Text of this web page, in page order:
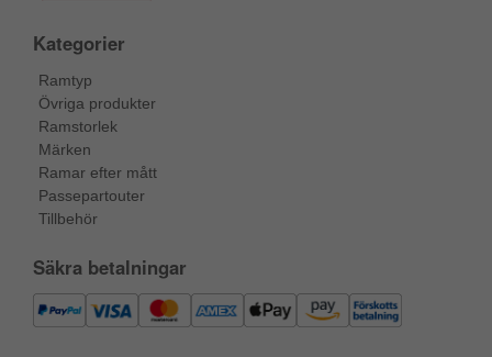
Kategorier
Ramtyp
Övriga produkter
Ramstorlek
Märken
Ramar efter mått
Passepartouter
Tillbehör
Säkra betalningar